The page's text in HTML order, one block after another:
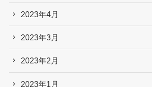
2023年4月
2023年3月
2023年2月
2023年1月